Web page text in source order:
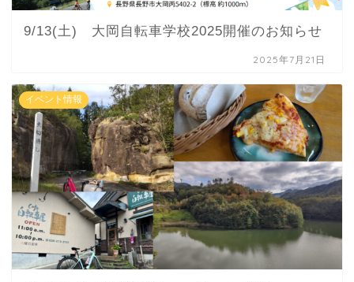
9/13(土) 大岡自転車学校2025開催のお知らせ
2025年7月21日
イベント情報